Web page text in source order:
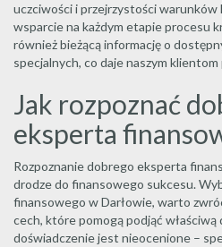
uczciwości i przejrzystości
wsparcie na każdym etapie procesu
również bieżącą informację o
specjalnych, co daje naszym
Jak rozpoznać
eksperta
Rozpoznanie dobrego eksperta
drodze do finansowego sukcesu.
finansowego w Darłowie, warto
cech, które pomogą podjąć właściwą
doświadczenie jest nieocenione –